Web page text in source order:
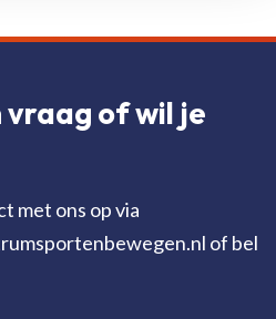
vraag of wil je
met ons op via
of bel